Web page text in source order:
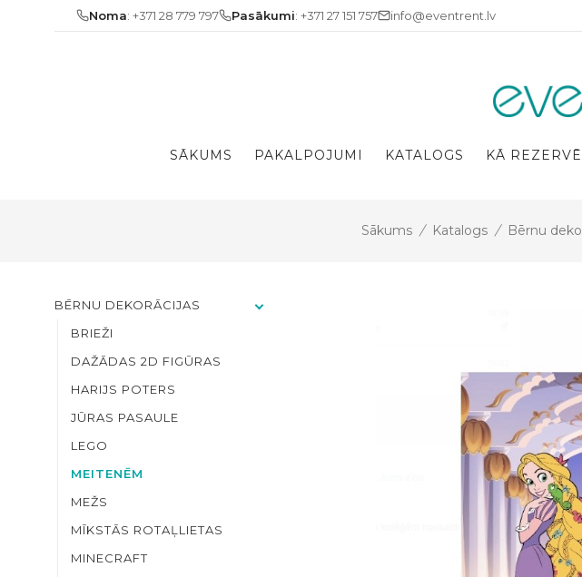
Noma: +371 28 779 797 Pasākumi: +371 27 151 757 info@eventrent.lv
SĀKUMS PAKALPOJUMI KATALOGS KĀ
Sākums / Katalogs / Bērnu
BĒRNU DEKORĀCIJAS
BRIEŽI
DAŽĀDAS 2D FIGŪRAS
HARIJS POTERS
JŪRAS PASAULE
LEGO
MEITENĒM
MEŽS
MĪKSTĀS ROTAĻLIETAS
MINECRAFT